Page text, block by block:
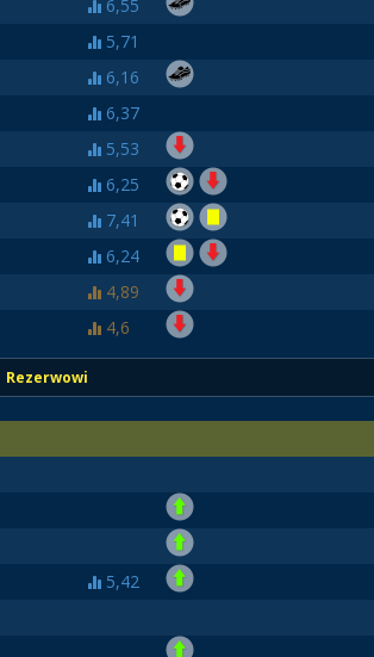
6,55
5,71
6,16
6,37
5,53
6,25
7,41
6,24
4,89
4,6
Rezerwowi
5,42